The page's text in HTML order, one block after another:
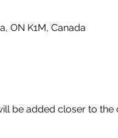
ON K1M, Canada
be added closer to the